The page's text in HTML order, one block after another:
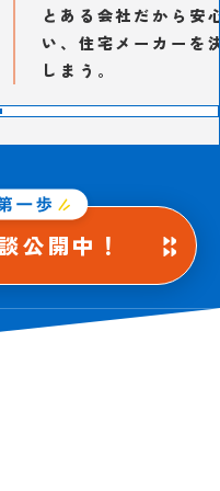
とある会社だから安
い、住宅メーカーを
しまう。
公開中！